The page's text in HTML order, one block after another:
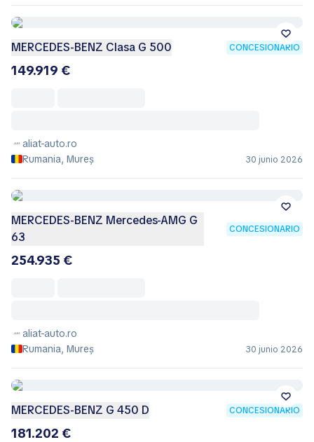
MERCEDES-BENZ Clasa G 500 CONCESIONARIO
149.919 €
aliat-auto.ro
Rumania, Mureș
30 junio 2026
MERCEDES-BENZ Mercedes-AMG G
63
CONCESIONARIO
254.935 €
aliat-auto.ro
Rumania, Mureș
30 junio 2026
MERCEDES-BENZ G 450 D CONCESIONARIO
181.202 €